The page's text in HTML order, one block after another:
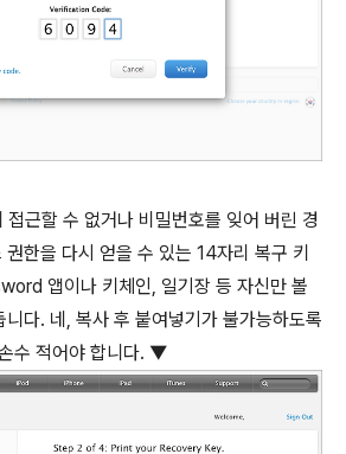
접근할 수 없거나 비밀번호를 잊어 버린 경
한을 다시 얻을 수 있는 14자리 복구 키
앱이나 키체인, 일기장 등 자신만 볼
다. 네, 복사 후 붙여넣기가 불가능하도록
수 적어야 합니다. ▼